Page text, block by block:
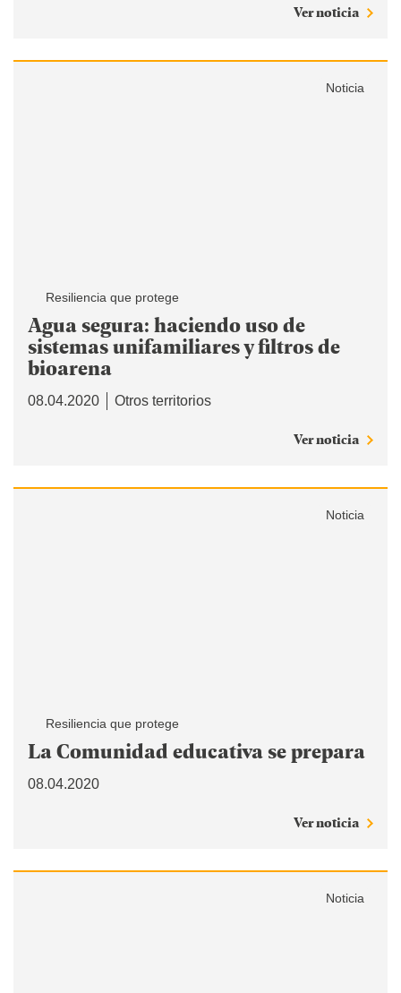
Ver noticia
Noticia
Resiliencia que protege
Agua segura: haciendo uso de
sistemas unifamiliares y filtros de
bioarena
08.04.2020 Otros territorios
Ver noticia
Noticia
Resiliencia que protege
La Comunidad educativa se prepara
08.04.2020
Ver noticia
Noticia